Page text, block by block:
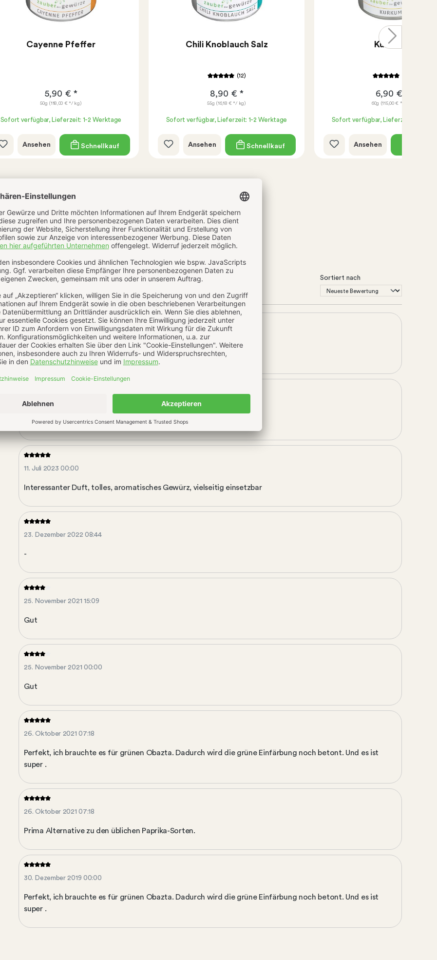
Cayenne Pfeffer
5,90 € *
50g (118,00 € */ kg)
Sofort verfügbar, Lieferzeit: 1-2 Werktage
Ansehen Schnellkauf
Chili Knoblauch Salz
(12)
8,90 € *
55g (16,18 € */ kg)
Sofort verfügbar, Lieferzeit: 1-2 Werktage
Ansehen Schnellkauf
Kurkuma
6,90 € *
60g (115,00 € */ kg)
Sofort verfügbar, Lieferzeit: 1-2
Ansehen
Bewertungen
Echtheit der Bewertungen
Bewertungen nur in der aktuellen Sprache anzeigen.
Sortiert nach
21. März 2025 13:23
-
11. Juli 2023 10:51
Interessanter Duft, tolles, aromatisches Gewürz, vielseitig einsetzbar
11. Juli 2023 00:00
Interessanter Duft, tolles, aromatisches Gewürz, vielseitig einsetzbar
23. Dezember 2022 08:44
-
25. November 2021 15:09
Gut
25. November 2021 00:00
Gut
26. Oktober 2021 07:18
Perfekt, ich brauchte es für grünen Obazta. Dadurch wird die grüne Einfärbung noch betont. Und es ist
super .
26. Oktober 2021 07:18
Prima Alternative zu den üblichen Paprika-Sorten.
30. Dezember 2019 00:00
Perfekt, ich brauchte es für grünen Obazta. Dadurch wird die grüne Einfärbung noch betont. Und es ist
super .